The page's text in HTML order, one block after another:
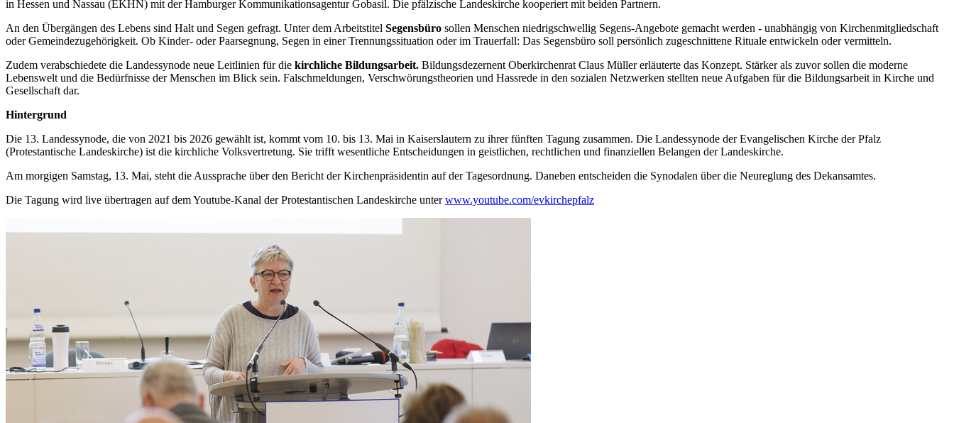
in Hessen und Nassau (EKHN) mit der Hamburger Kommunikationsagentur Gobasil. Die pfälzische Landeskirche kooperiert mit beiden Partnern.
An den Übergängen des Lebens sind Halt und Segen gefragt. Unter dem Arbeitstitel Segensbüro sollen Menschen niedrigschwellig Segens-Angebote gemacht werden - unabhängig von Kirchenmitgliedschaft
oder Gemeindezugehörigkeit. Ob Kinder- oder Paarsegnung, Segen in einer Trennungssituation oder im Trauerfall: Das Segensbüro soll persönlich zugeschnittene Rituale entwickeln oder vermitteln.
Zudem verabschiedete die Landessynode neue Leitlinien für die kirchliche Bildungsarbeit. Bildungsdezernent Oberkirchenrat Claus Müller erläuterte das Konzept. Stärker als zuvor sollen die moderne
Lebenswelt und die Bedürfnisse der Menschen im Blick sein. Falschmeldungen, Verschwörungstheorien und Hassrede in den sozialen Netzwerken stellten neue Aufgaben für die Bildungsarbeit in Kirche und
Gesellschaft dar.
Hintergrund
Die 13. Landessynode, die von 2021 bis 2026 gewählt ist, kommt vom 10. bis 13. Mai in Kaiserslautern zu ihrer fünften Tagung zusammen. Die Landessynode der Evangelischen Kirche der Pfalz
(Protestantische Landeskirche) ist die kirchliche Volksvertretung. Sie trifft wesentliche Entscheidungen in geistlichen, rechtlichen und finanziellen Belangen der Landeskirche.
Am morgigen Samstag, 13. Mai, steht die Aussprache über den Bericht der Kirchenpräsidentin auf der Tagesordnung. Daneben entscheiden die Synodalen über die Neureglung des Dekansamtes.
Die Tagung wird live übertragen auf dem Youtube-Kanal der Protestantischen Landeskirche unterwww.youtube.com/evkirchepfalz